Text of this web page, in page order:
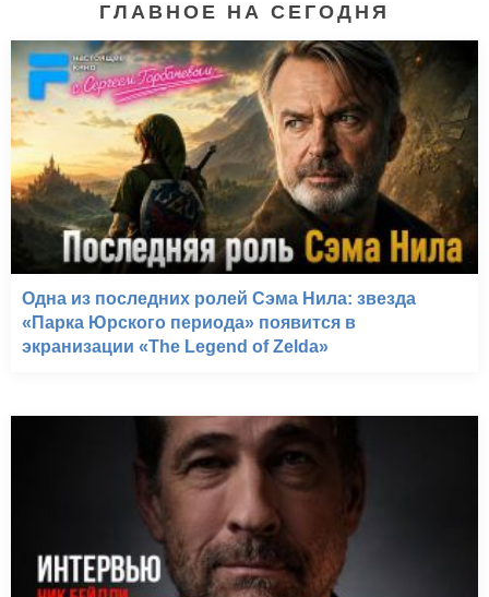
ГЛАВНОЕ НА СЕГОДНЯ
Одна из последних ролей Сэма Нила: звезда
«Парка Юрского периода» появится в
экранизации «The Legend of Zelda»